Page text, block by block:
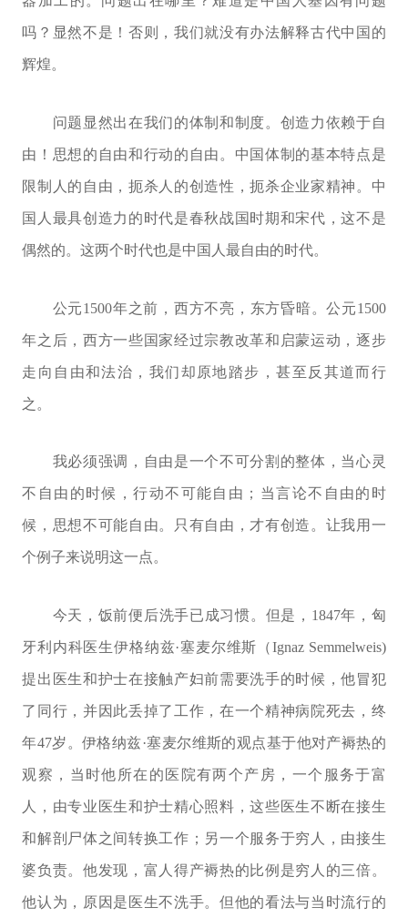
吗？显然不是！否则，我们就没有办法解释古代中国的
辉煌。
问题显然出在我们的体制和制度。创造力依赖于自
由！思想的自由和行动的自由。中国体制的基本特点是
限制人的自由，扼杀人的创造性，扼杀企业家精神。中
国人最具创造力的时代是春秋战国时期和宋代，这不是
偶然的。这两个时代也是中国人最自由的时代。
公元1500年之前，西方不亮，东方昏暗。公元1500
年之后，西方一些国家经过宗教改革和启蒙运动，逐步
走向自由和法治，我们却原地踏步，甚至反其道而行
之。
我必须强调，自由是一个不可分割的整体，当心灵
不自由的时候，行动不可能自由；当言论不自由的时
候，思想不可能自由。只有自由，才有创造。让我用一
个例子来说明这一点。
今天，饭前便后洗手已成习惯。但是，1847年，匈
牙利内科医生伊格纳兹·塞麦尔维斯（Ignaz Semmelweis)
提出医生和护士在接触产妇前需要洗手的时候，他冒犯
了同行，并因此丢掉了工作，在一个精神病院死去，终
年47岁。伊格纳兹·塞麦尔维斯的观点基于他对产褥热的
观察，当时他所在的医院有两个产房，一个服务于富
人，由专业医生和护士精心照料，这些医生不断在接生
和解剖尸体之间转换工作；另一个服务于穷人，由接生
婆负责。他发现，富人得产褥热的比例是穷人的三倍。
他认为，原因是医生不洗手。但他的看法与当时流行的